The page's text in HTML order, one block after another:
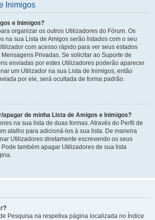
Inimigos
e Inimigos?
organizar os outros Utilizadores do Fórum. Os
na sua Lista de Amigos serão listados com o seu
com acesso rápido para ver seus estados
Privadas. Se solicitar ao Suporte de
enviadas por estes Utilizadores poderão aparecer
um Utilizador na sua Lista de Inimigos, então
por ele, será ocultada de forma padrão.
de minha Lista de Amigos e Inimigos?
na sua lista de duas formas. Através do Perfil de
atalho para adicioná-los à sua lista. De maneira
Utilizadores diretamente escrevendo os seus
também apagar Utilizadores de sua lista
Pesquisa na respetiva página localizada no Índice